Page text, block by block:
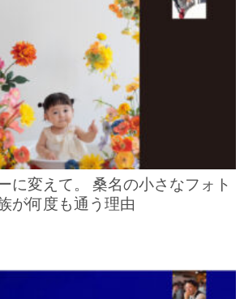
に変えて。 桑名の小さなフォト
が何度も通う理由